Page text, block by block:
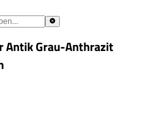
Antik Grau-Anthrazit